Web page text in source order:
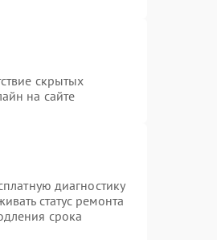
скрытых
на сайте
диагностику
статус ремонта
срока